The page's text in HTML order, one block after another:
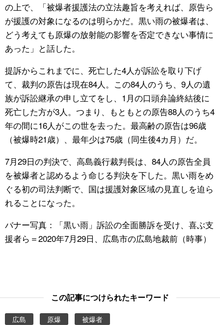
の上で、「被爆者援護法の立法趣旨を考えれば、原告ら
が援護の対象になるのは明らかだ。黒い雨の被爆者は、
どう考えても原爆の放射能の影響を否定できない事情に
あった」と話した。
提訴からこれまでに、死亡した4人が訴訟を取り下げ
て、裁判の原告は現在84人。この84人のうち、9人の遺
族が訴訟継承の申し立てをし、1月の口頭弁論終結後に
死亡した方が3人。つまり、もともとの原告88人のうち4
年の間に16人がこの世を去った。最高齢の原告は96歳
（被爆時21歳）、最年少は75歳（同生後4カ月）だ。
7月29日の判決で、高島義行裁判長は、84人の原告全員
を被爆者と認めるよう命じる判決を下した。黒い雨をめ
ぐる初の司法判断で、国は援護対象区域の見直しを迫ら
れることになった。
バナー写真：「黒い雨」訴訟の全面勝訴を受け、喜ぶ支
援者ら＝2020年7月29日、広島市の広島地裁前（時事）
この記事につけられたキーワード
広島 原爆 被爆者